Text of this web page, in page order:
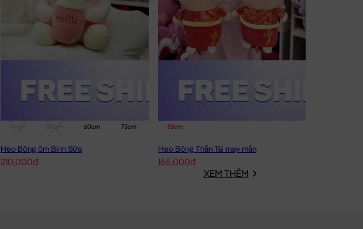
60cm 75cm
Heo Bông ôm Bình Sữa
210,000đ
35cm
Heo Bông Thần Tài may mắn
165,000đ
XEM THÊM